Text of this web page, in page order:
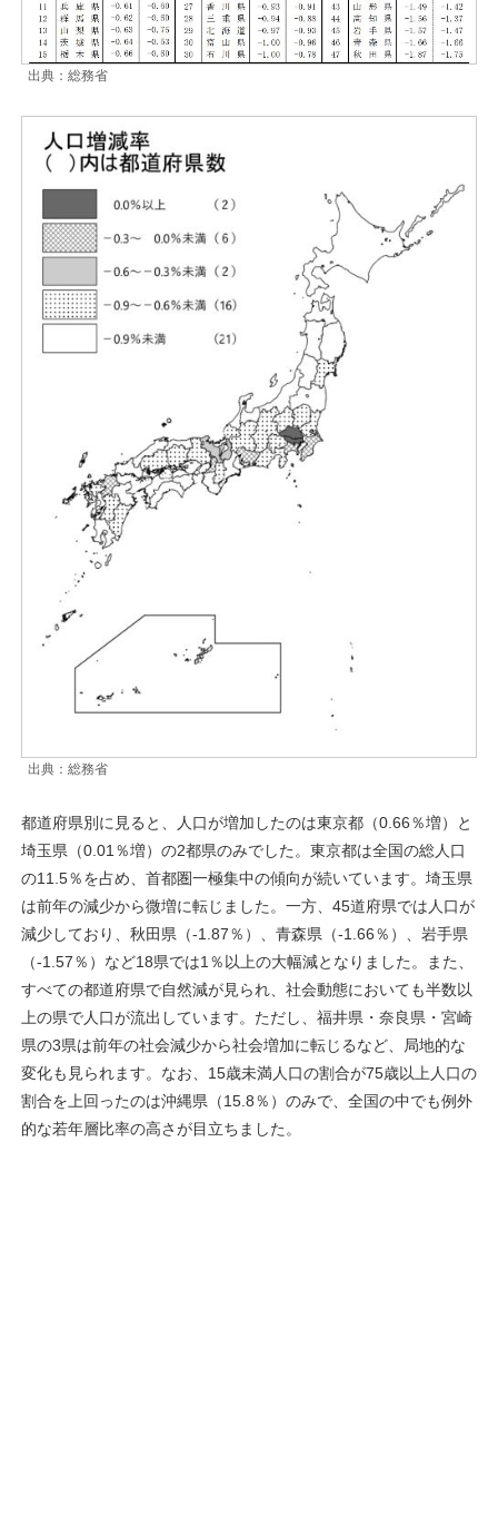
出典：総務省
出典：総務省
都道府県別に見ると、人口が増加したのは東京都（0.66％増）と
埼玉県（0.01％増）の2都県のみでした。東京都は全国の総人口
の11.5％を占め、首都圏一極集中の傾向が続いています。埼玉県
は前年の減少から微増に転じました。一方、45道府県では人口が
減少しており、秋田県（-1.87％）、青森県（-1.66％）、岩手県
（-1.57％）など18県では1％以上の大幅減となりました。また、
すべての都道府県で自然減が見られ、社会動態においても半数以
上の県で人口が流出しています。ただし、福井県・奈良県・宮崎
県の3県は前年の社会減少から社会増加に転じるなど、局地的な
変化も見られます。なお、15歳未満人口の割合が75歳以上人口の
割合を上回ったのは沖縄県（15.8％）のみで、全国の中でも例外
的な若年層比率の高さが目立ちました。